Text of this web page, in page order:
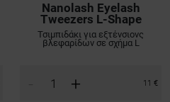
Nanolash Eyelash
Tweezers L-Shape
Τσιμπιδάκι για εξτένσιονς
βλεφαρίδων σε σχήμα L
11 €
+